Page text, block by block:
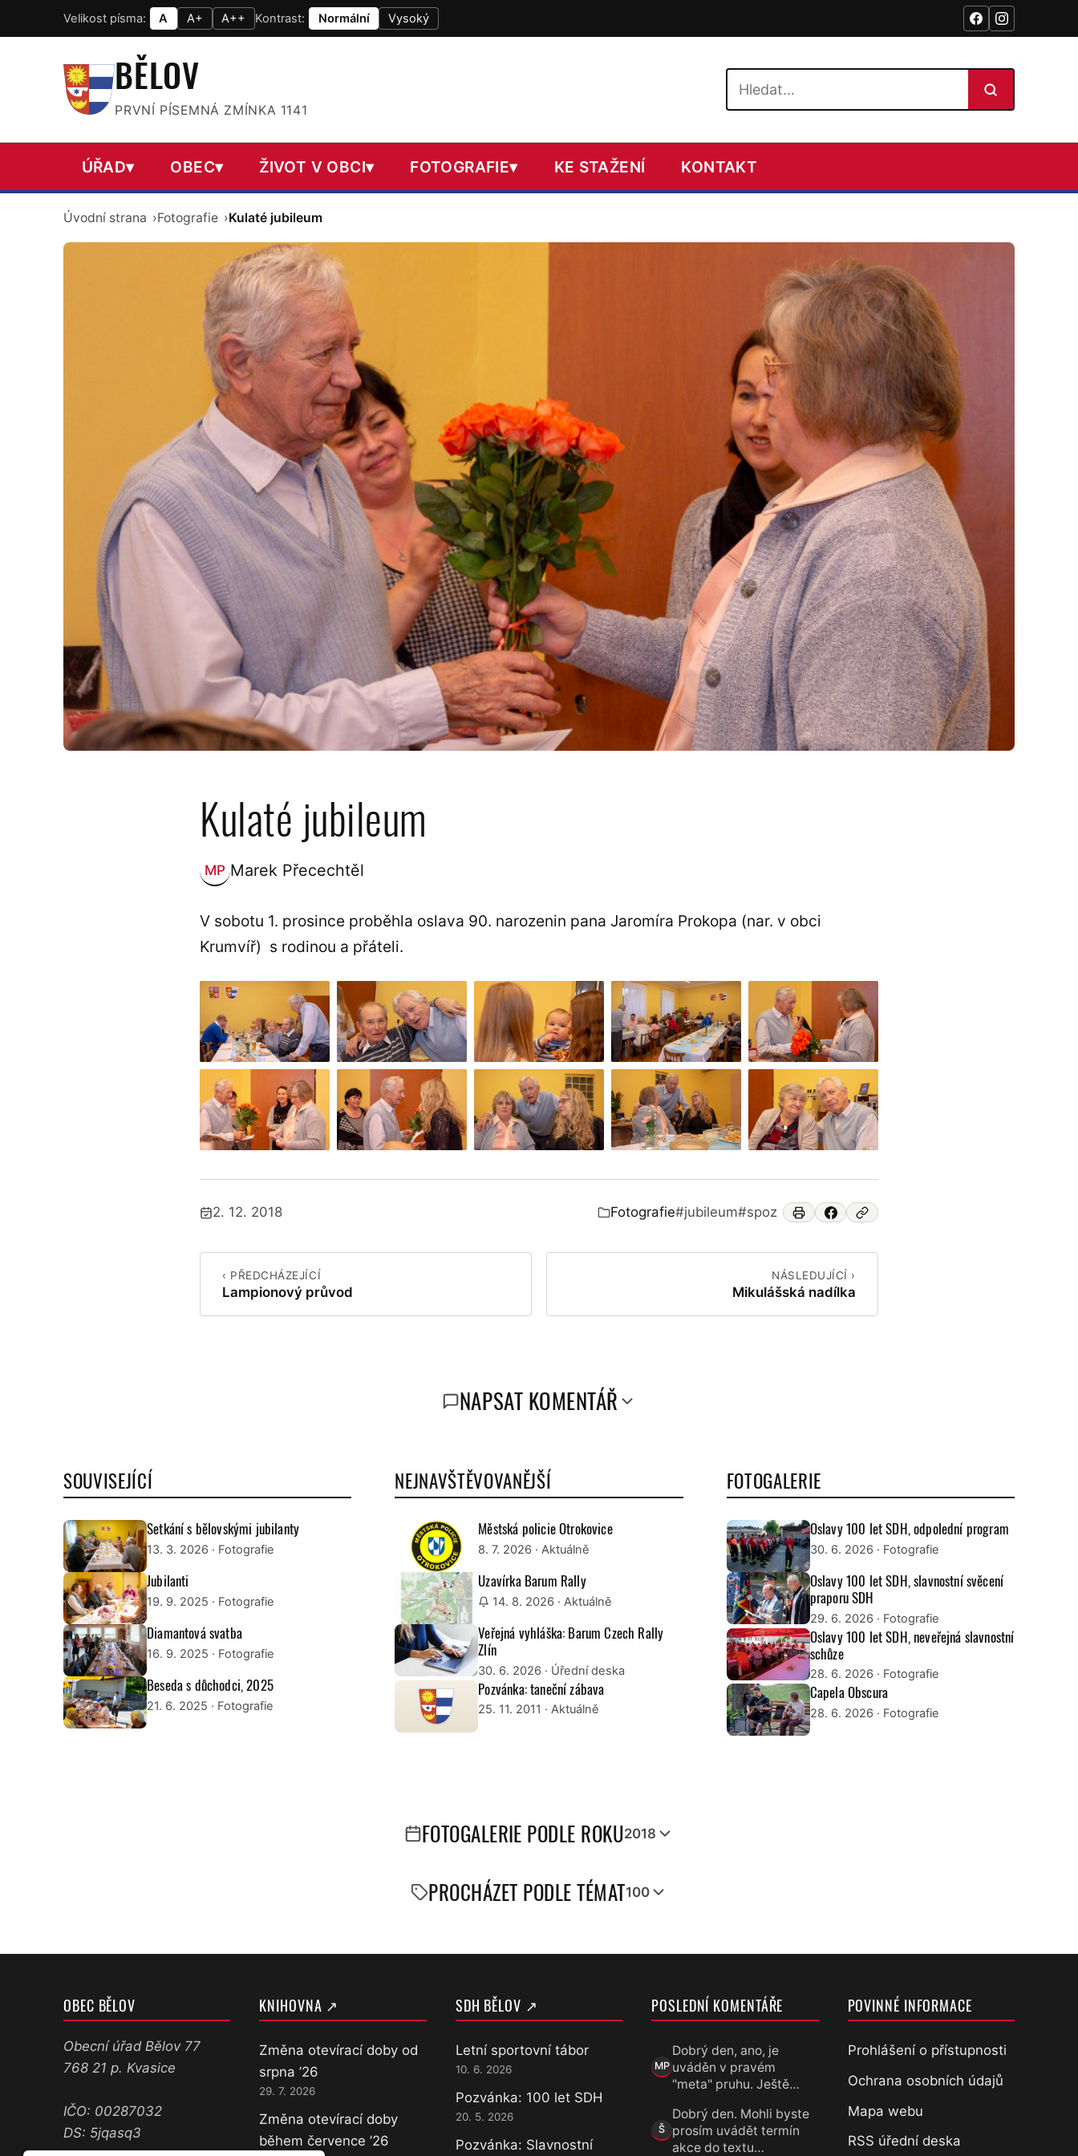
Velikost písma: A A+ A++ Kontrast: Normální Vysoký
BĚLOV
PRVNÍ PÍSEMNÁ ZMÍNKA 1141
ÚŘAD▾ OBEC▾ ŽIVOT V OBCI▾ FOTOGRAFIE▾ KE STAŽENÍ KONTAKT
Úvodní strana Fotografie Kulaté jubileum
Kulaté jubileum
MP Zveřejnil:
Marek Přecechtěl
V sobotu 1. prosince proběhla oslava 90. narozenin pana Jaromíra Prokopa (nar. v obci
Krumvíř) s rodinou a přáteli.
Publikováno:
2. 12. 2018
Zařazeno v:
Fotografie#jubileum#spoz
‹ PŘEDCHÁZEJÍCÍ
Lampionový průvod
NÁSLEDUJÍCÍ ›
Mikulášská nadílka
NAPSAT KOMENTÁŘ
SOUVISEJÍCÍ
Setkání s bělovskými jubilanty
13. 3. 2026 · Fotografie
Jubilanti
19. 9. 2025 · Fotografie
Diamantová svatba
16. 9. 2025 · Fotografie
Beseda s důchodci, 2025
21. 6. 2025 · Fotografie
NEJNAVŠTĚVOVANĚJŠÍ
Městská policie Otrokovice
8. 7. 2026 · Aktuálně
Uzavírka Barum Rally
14. 8. 2026 · Aktuálně
Veřejná vyhláška: Barum Czech Rally
Zlín
30. 6. 2026 · Úřední deska
Pozvánka: taneční zábava
25. 11. 2011 · Aktuálně
FOTOGALERIE
Oslavy 100 let SDH, odpolední program
30. 6. 2026 · Fotografie
Oslavy 100 let SDH, slavnostní svěcení
praporu SDH
29. 6. 2026 · Fotografie
Oslavy 100 let SDH, neveřejná slavnostní
schůze
28. 6. 2026 · Fotografie
Capela Obscura
28. 6. 2026 · Fotografie
FOTOGALERIE PODLE ROKU2018
PROCHÁZET PODLE TÉMAT100
OBEC BĚLOV
Obecní úřad Bělov 77
768 21 p. Kvasice
IČO: 00287032
DS: 5jqasq3
KNIHOVNA ↗
Změna otevírací doby od
srpna ’26
29. 7. 2026
Změna otevírací doby
během července ’26
SDH BĚLOV ↗
Letní sportovní tábor
10. 6. 2026
Pozvánka: 100 let SDH
20. 5. 2026
Pozvánka: Slavnostní
POSLEDNÍ KOMENTÁŘE
MP
Marek Přecechtěl
Dobrý den, ano, je
uváděn v pravém
"meta" pruhu. Ještě…
Š
Šárka
Dobrý den. Mohli byste
prosím uvádět termín
akce do textu…
POVINNÉ INFORMACE
Prohlášení o přístupnosti
Ochrana osobních údajů
Mapa webu
RSS úřední deska